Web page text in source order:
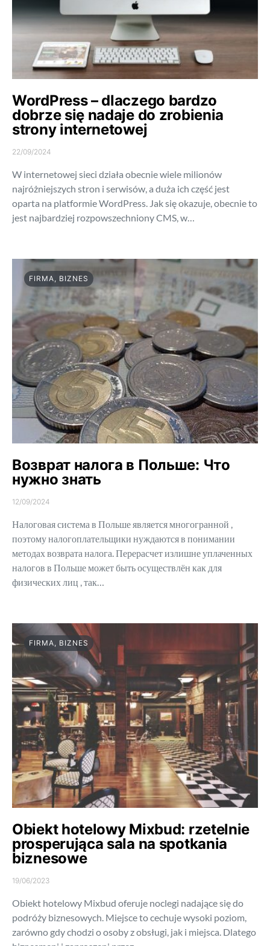
WordPress – dlaczego bardzo
dobrze się nadaje do zrobienia
strony internetowej
22/09/2024
W internetowej sieci działa obecnie wiele milionów
najróżniejszych stron i serwisów, a duża ich część jest
oparta na platformie WordPress. Jak się okazuje, obecnie to
jest najbardziej rozpowszechniony CMS, w…
FIRMA, BIZNES
Возврат налога в Польше: Что
нужно знать
12/09/2024
Налоговая система в Польше является многогранной ,
поэтому налогоплательщики нуждаются в понимании
методах возврата налога. Перерасчет излишне уплаченных
налогов в Польше может быть осуществлён как для
физических лиц , так…
FIRMA, BIZNES
Obiekt hotelowy Mixbud: rzetelnie
prosperująca sala na spotkania
biznesowe
19/06/2023
Obiekt hotelowy Mixbud oferuje noclegi nadające się do
podróży biznesowych. Miejsce to cechuje wysoki poziom,
zarówno gdy chodzi o osoby z obsługi, jak i miejsca. Dlatego